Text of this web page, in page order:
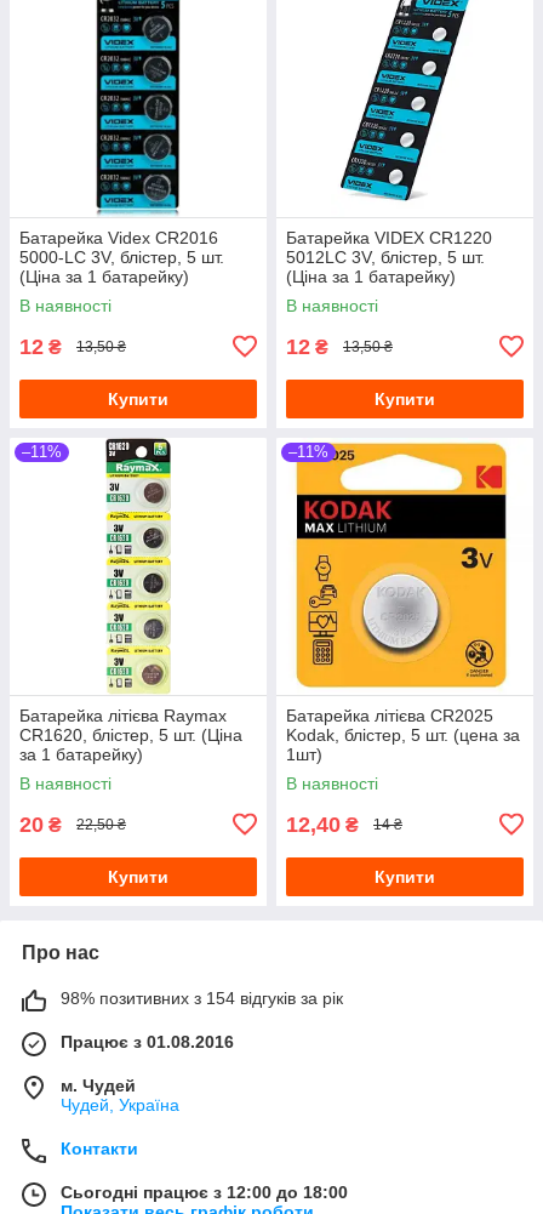
Батарейка Videx CR2016
5000-LC 3V, блістер, 5 шт.
(Ціна за 1 батарейку)
В наявності
12 ₴ 13,50 ₴
Купити
Батарейка VIDEX CR1220
5012LC 3V, блістер, 5 шт.
(Ціна за 1 батарейку)
В наявності
12 ₴ 13,50 ₴
Купити
–11%
Батарейка літієва Raymax
CR1620, блістер, 5 шт. (Ціна
за 1 батарейку)
В наявності
20 ₴ 22,50 ₴
Купити
–11%
Батарейка літієва CR2025
Kodak, блістер, 5 шт. (цена за
1шт)
В наявності
12,40 ₴ 14 ₴
Купити
Про нас
98% позитивних з 154 відгуків за рік
Працює з 01.08.2016
м. Чудей
Чудей, Україна
Контакти
Сьогодні працює з 12:00 до 18:00